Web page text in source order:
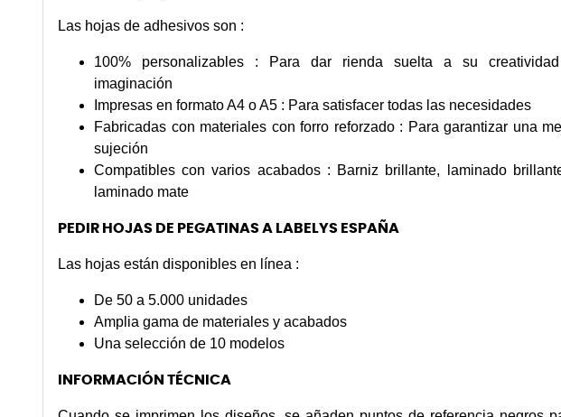
Las hojas de adhesivos son :
100% personalizables : Para dar rienda suelta a su
imaginación
Impresas en formato A4 o A5 : Para satisfacer todas las necesidades
Fabricadas con materiales con forro reforzado : Para garantizar una
sujeción
Compatibles con varios acabados : Barniz brillante, laminado
laminado mate
PEDIR HOJAS DE PEGATINAS A LABELYS ESPAÑA
Las hojas están disponibles en línea :
De 50 a 5.000 unidades
Amplia gama de materiales y acabados
Una selección de 10 modelos
INFORMACIÓN TÉCNICA